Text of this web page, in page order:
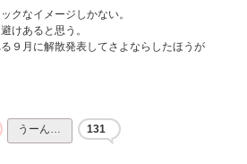
クなイメージしかない。
けあると思う。
９月に解散発表してさよならしたほうが
うーん… 131